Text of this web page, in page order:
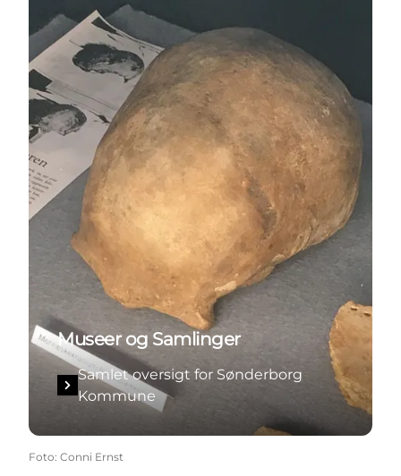
Museer og Samlinger
Samlet oversigt for Sønderborg
Kommune
Foto: Conni Ernst